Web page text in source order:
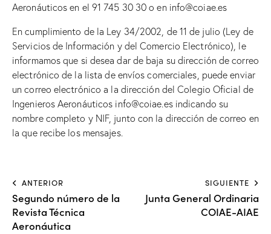
Aeronáuticos en el 91 745 30 30 o en info@coiae.es
En cumplimiento de la Ley 34/2002, de 11 de julio (Ley de
Servicios de Información y del Comercio Electrónico), le
informamos que si desea dar de baja su dirección de correo
electrónico de la lista de envíos comerciales, puede enviar
un correo electrónico a la dirección del Colegio Oficial de
Ingenieros Aeronáuticos info@coiae.es indicando su
nombre completo y NIF, junto con la dirección de correo en
la que recibe los mensajes.
ANTERIOR
Segundo número de la
Revista Técnica
Aeronáutica
SIGUIENTE
Junta General Ordinaria
COIAE-AIAE